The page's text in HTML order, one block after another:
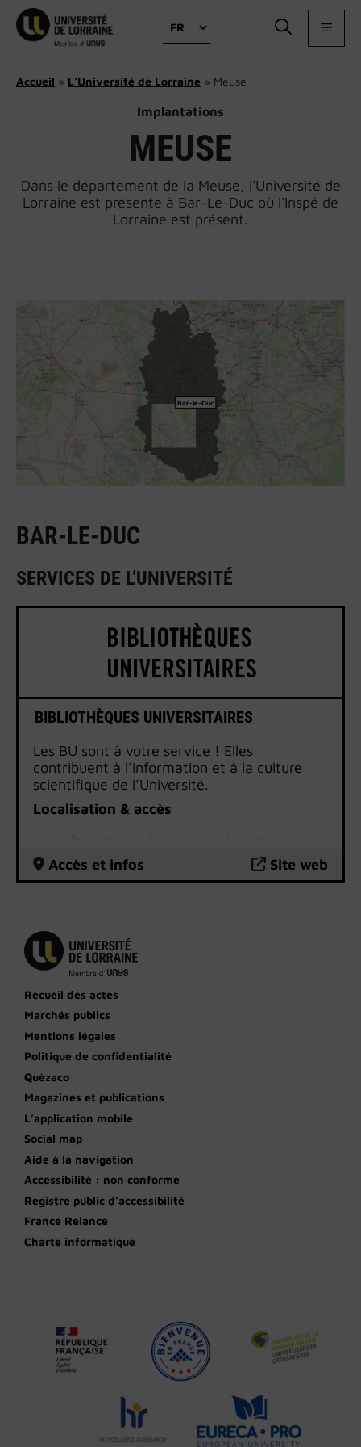
Aller
contenu
Choisir
une
Accueil » L’Université de Lorraine » Meuse
Implantations
MEUSE
Dans le département de la Meuse, l'Université de
Lorraine est présente à Bar-Le-Duc où l'Inspé de
Lorraine est présent.
Bar-le-Duc
BAR-LE-DUC
SERVICES DE L’UNIVERSITÉ
BIBLIOTHÈQUES UNIVERSITAIRES
Les BU sont à votre service ! Elles
contribuent à l’information et à la culture
scientifique de l’Université.
Localisation & accès
universitaires sont disponibles sur le site
internet des BU.
Accès et infos Site web
Recueil des actes
Marchés publics
Mentions légales
Politique de confidentialité
Quèzaco
Magazines et publications
L’application mobile
Social map
Aide à la navigation
Accessibilité : non conforme
Registre public d’accessibilité
France Relance
Charte informatique